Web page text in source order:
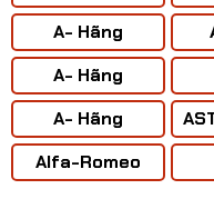
Mô hình tĩnh Máy
BUS
A- Hãng
ANTONOV ( Liên
Xô)
A- Hãng
BOENING
A- Hãng
CONCORD
Alfa-Romeo